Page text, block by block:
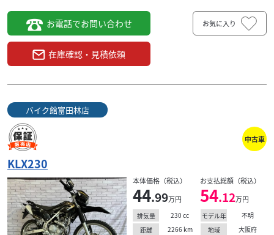
お電話でお問い合わせ
在庫確認・見積依頼
お気に入り
バイク館富田林店
中古車
KLX230
本体価格（税込）
44.99万円
お支払総額（税込）
54.12万円
排気量 230 cc モデル年
不明
距離
2266 km 地域
大阪府